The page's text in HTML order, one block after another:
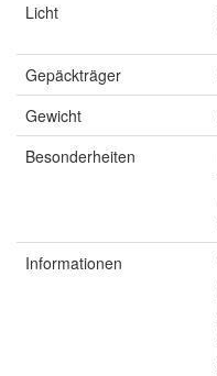
Licht
Gepäckträger
Gewicht
Besonderheiten
Informationen